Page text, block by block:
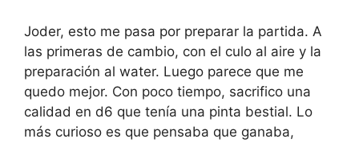
Joder, esto me pasa por preparar la partida. A
las primeras de cambio, con el culo al aire y la
preparación al water. Luego parece que me
quedo mejor. Con poco tiempo, sacrifico una
calidad en d6 que tenía una pinta bestial. Lo
más curioso es que pensaba que ganaba,